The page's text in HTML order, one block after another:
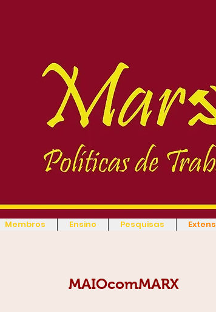
Membros Ensino Pesquisas
MAIOcomMARX